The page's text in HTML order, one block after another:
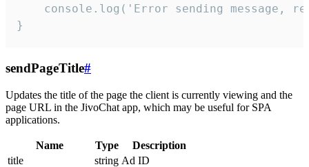
console.log('Error sending message,
}
sendPageTitle#
Updates the title of the page the client is currently viewing and the
page URL in the JivoChat app, which may be useful for SPA
applications.
Name Type
Description
title
string Ad ID